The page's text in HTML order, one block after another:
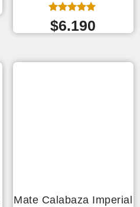
Valorado
con
$6.190
Mate Calabaza Imperial